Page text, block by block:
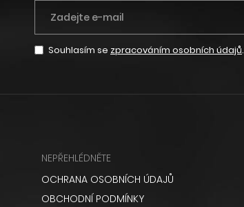
Souhlasím se zpracováním osobních údajů.
NEPŘEHLÉDNĚTE
OCHRANA OSOBNÍCH ÚDAJŮ
OBCHODNÍ PODMÍNKY